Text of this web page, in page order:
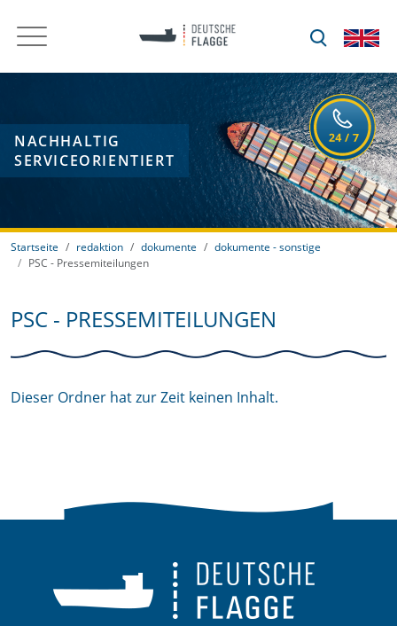
NACHHALTIG
SERVICEORIENTIERT
Startseite redaktion dokumente
dokumente - sonstige
PSC - Pressemiteilungen
PSC - PRESSEMITEILUNGEN
Dieser Ordner hat zur Zeit keinen Inhalt.